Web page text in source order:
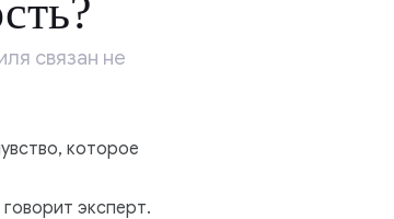
связан не
которое
эксперт.